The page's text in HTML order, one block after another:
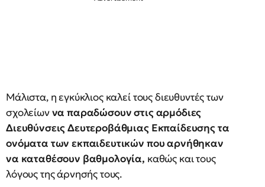
Μάλιστα, η εγκύκλιος καλεί τους διευθυντές των
σχολείωννα παραδώσουν στις αρμόδιες
Διευθύνσεις Δευτεροβάθμιας Εκπαίδευσης τα
ονόματα των εκπαιδευτικών που αρνήθηκαν
να καταθέσουν βαθμολογία, καθώς και τους
λόγους της άρνησής τους.